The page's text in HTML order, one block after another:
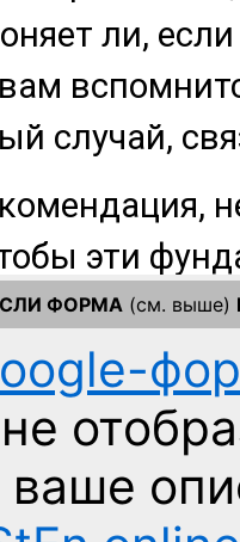
ФОРМА (см. выше)
не
ваше